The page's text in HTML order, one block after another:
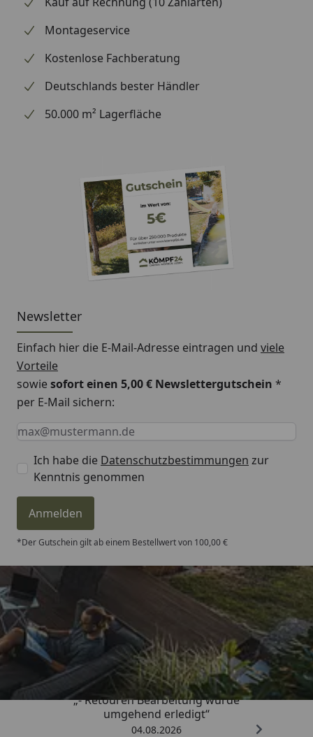
handelt (wir bestellen das Produkt bei Weber, sobald
wir Ihre Bestellung erhalten haben), können wir
Informationen zu dem Ersatzteil geben. Es dient
lediglich dem Austausch des defekten oder fehlenden
Montageservice
Kostenlose Fachberatung
Deutschlands bester Händler
50.000 m² Lagerfläche
Newsletter
Einfach hier die E-Mail-Adresse eintragen und viele
Vorteile
sowiesofort einen 5,00 € Newslettergutschein *
per E-Mail sichern:
Keine Eingabe erforderlich
Eingabe erforderlich
E-Mail *
Ich habe die Datenschutzbestimmungen zur
Kenntnis genommen
Anmelden
*Der Gutschein gilt ab einem Bestellwert von 100,00 €
Trusted Shops
4,81/ 5
„- Retouren Bearbeitung wurde
umgehend erledigt“
04.08.2026